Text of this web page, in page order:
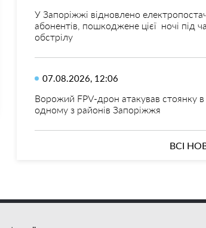
У Запоріжжі відновлено
абонентів, пошкоджене цієї ночі під
обстрілу
07.08.2026, 12:06
Ворожий FPV-дрон атакував стоянку в
одному з районів Запоріжжя
ВСІ